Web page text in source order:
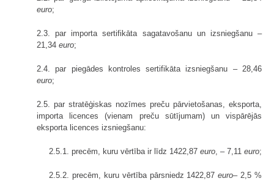
euro;
2.3. par importa sertifikāta sagatavošanu un izsniegšanu –
21,34 euro;
2.4. par piegādes kontroles sertifikāta izsniegšanu – 28,46
euro;
2.5. par stratēģiskas nozīmes preču pārvietošanas, eksporta,
importa licences (vienam preču sūtījumam) un vispārējās
eksporta licences izsniegšanu:
2.5.1. precēm, kuru vērtība ir līdz 1422,87 euro , – 7,11 euro;
2.5.2. precēm, kuru vērtība pārsniedz 1422,87euro– 2,5 %